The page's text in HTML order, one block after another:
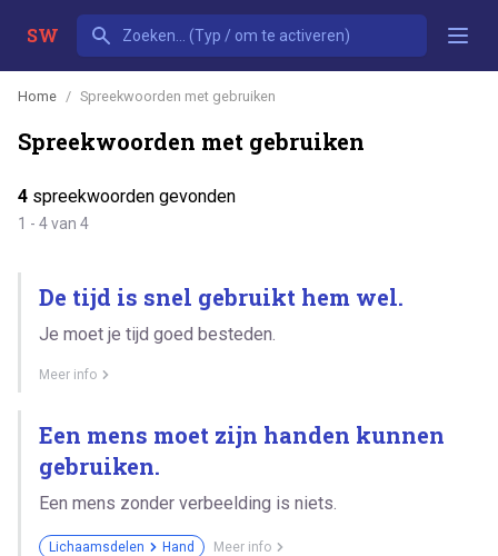
SW
Home Spreekwoorden met gebruiken
Spreekwoorden met gebruiken
4 spreekwoorden gevonden
1 - 4 van 4
De tijd is snel gebruikt hem wel.
Je moet je tijd goed besteden.
Meer info
Een mens moet zijn handen kunnen
gebruiken.
Een mens zonder verbeelding is niets.
Lichaamsdelen Hand Meer info